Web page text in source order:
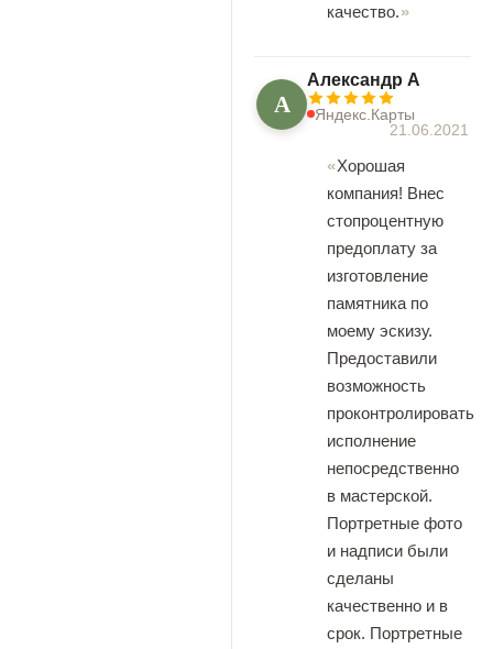
качество.
А
Александр А
Яндекс.Карты
21.06.2021
Хорошая
компания! Внес
стопроцентную
предоплату за
изготовление
памятника по
моему эскизу.
Предоставили
возможность
проконтролировать
исполнение
непосредственно
в мастерской.
Портретные фото
и надписи были
сделаны
качественно и в
срок. Портретные